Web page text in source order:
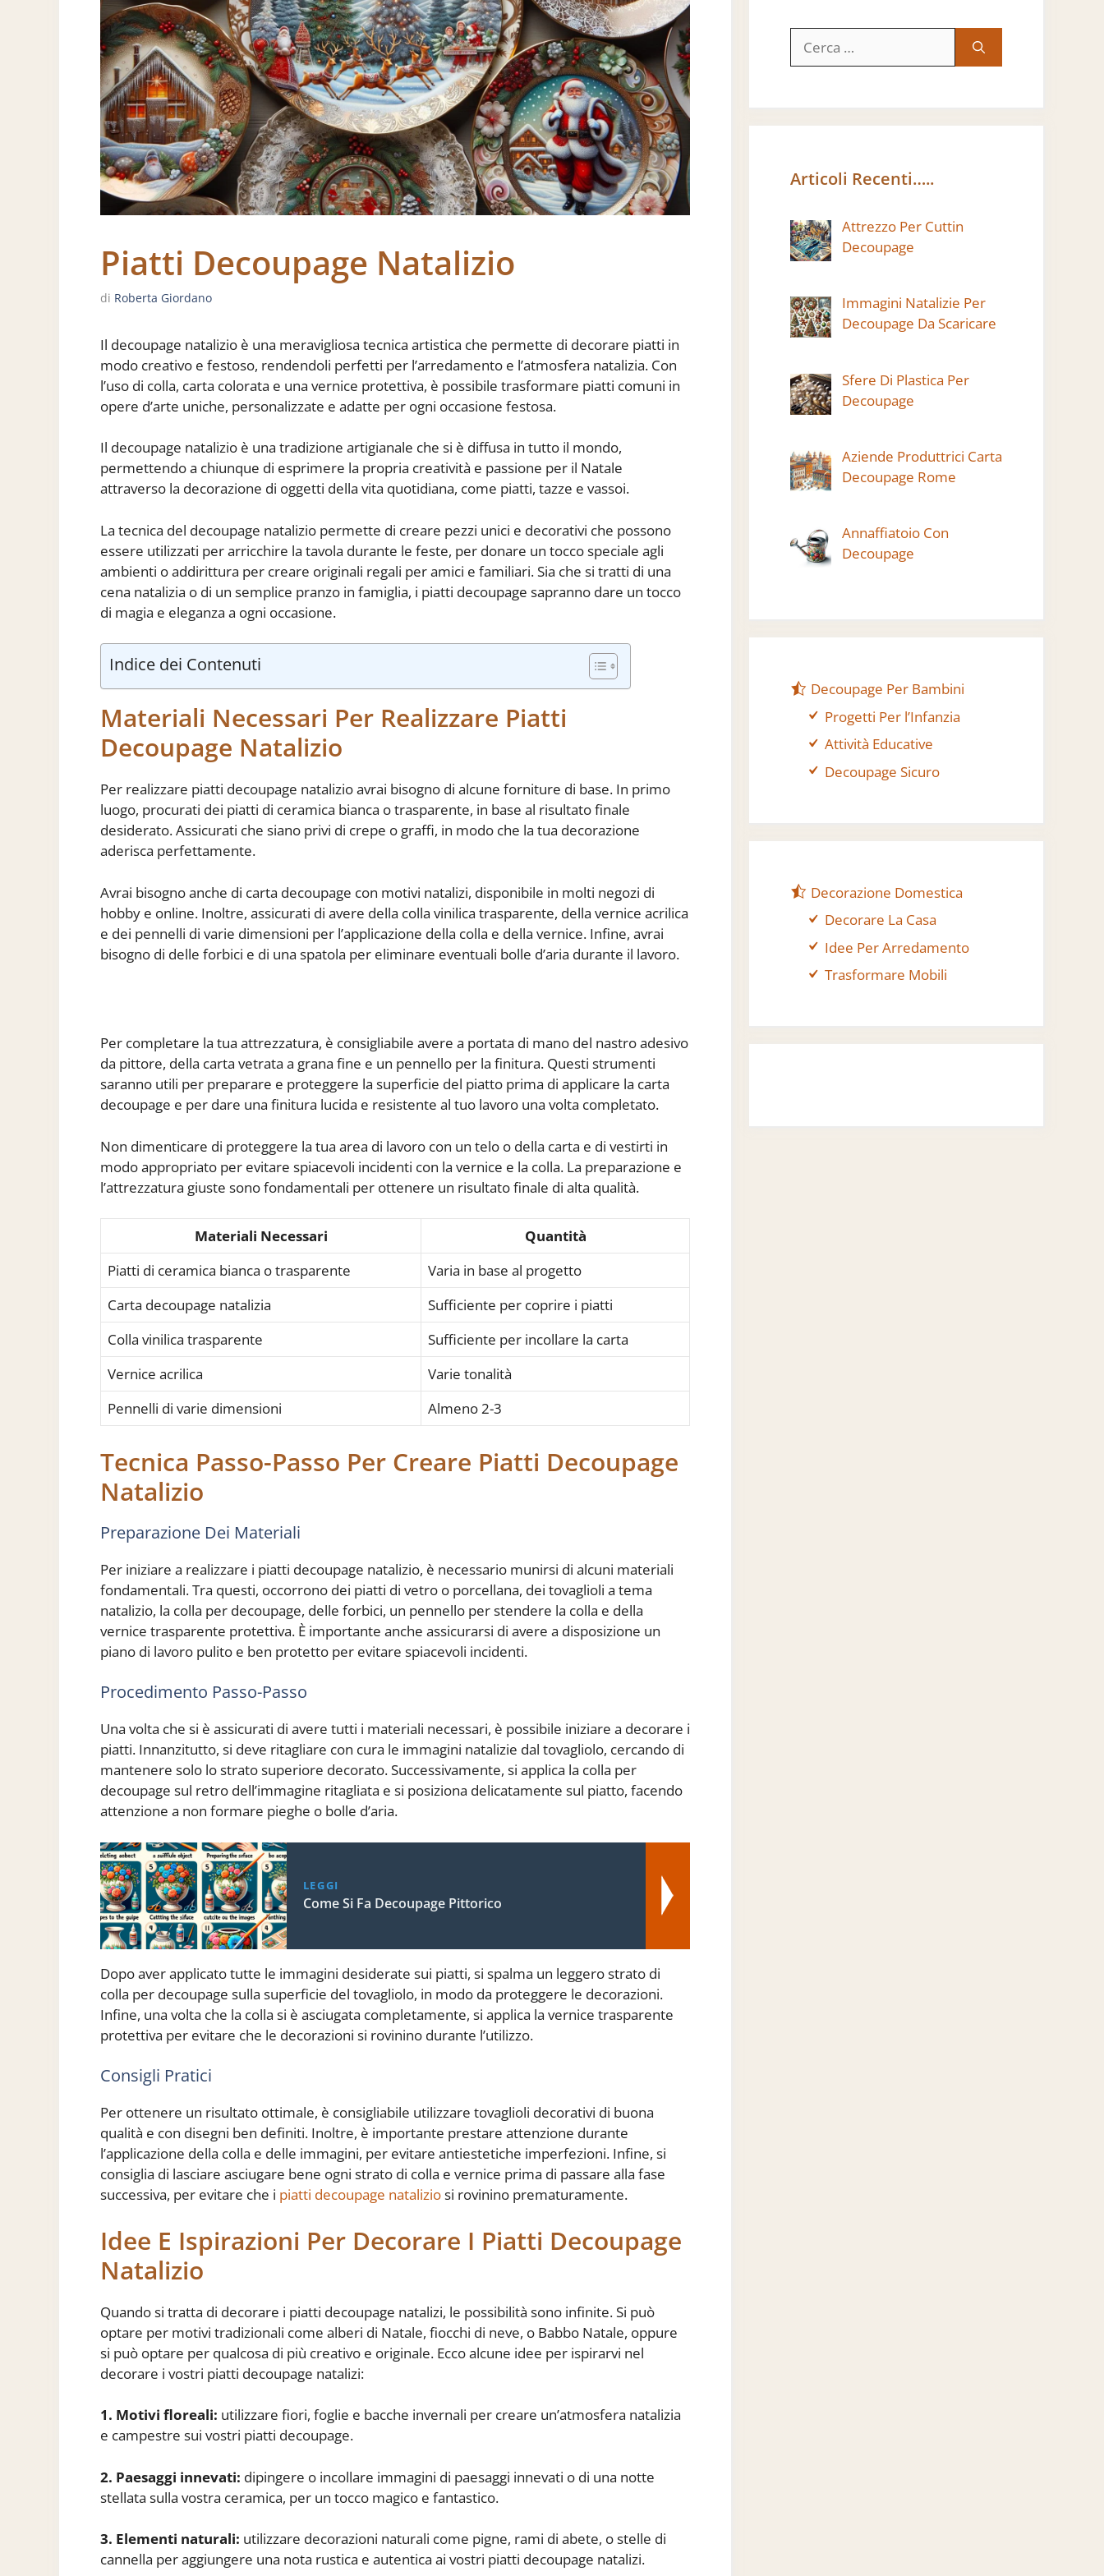
Piatti Decoupage Natalizio
di Roberta Giordano
Il decoupage natalizio è una meravigliosa tecnica artistica che permette di decorare piatti in
modo creativo e festoso, rendendoli perfetti per l’arredamento e l’atmosfera natalizia. Con
l’uso di colla, carta colorata e una vernice protettiva, è possibile trasformare piatti comuni in
opere d’arte uniche, personalizzate e adatte per ogni occasione festosa.
Il decoupage natalizio è una tradizione artigianale che si è diffusa in tutto il mondo,
permettendo a chiunque di esprimere la propria creatività e passione per il Natale
attraverso la decorazione di oggetti della vita quotidiana, come piatti, tazze e vassoi.
La tecnica del decoupage natalizio permette di creare pezzi unici e decorativi che possono
essere utilizzati per arricchire la tavola durante le feste, per donare un tocco speciale agli
ambienti o addirittura per creare originali regali per amici e familiari. Sia che si tratti di una
cena natalizia o di un semplice pranzo in famiglia, i piatti decoupage sapranno dare un tocco
di magia e eleganza a ogni occasione.
Indice dei Contenuti
Materiali Necessari Per Realizzare Piatti
Decoupage Natalizio
Per realizzare piatti decoupage natalizio avrai bisogno di alcune forniture di base. In primo
luogo, procurati dei piatti di ceramica bianca o trasparente, in base al risultato finale
desiderato. Assicurati che siano privi di crepe o graffi, in modo che la tua decorazione
aderisca perfettamente.
Avrai bisogno anche di carta decoupage con motivi natalizi, disponibile in molti negozi di
hobby e online. Inoltre, assicurati di avere della colla vinilica trasparente, della vernice acrilica
e dei pennelli di varie dimensioni per l’applicazione della colla e della vernice. Infine, avrai
bisogno di delle forbici e di una spatola per eliminare eventuali bolle d’aria durante il lavoro.
Per completare la tua attrezzatura, è consigliabile avere a portata di mano del nastro adesivo
da pittore, della carta vetrata a grana fine e un pennello per la finitura. Questi strumenti
saranno utili per preparare e proteggere la superficie del piatto prima di applicare la carta
decoupage e per dare una finitura lucida e resistente al tuo lavoro una volta completato.
Non dimenticare di proteggere la tua area di lavoro con un telo o della carta e di vestirti in
modo appropriato per evitare spiacevoli incidenti con la vernice e la colla. La preparazione e
l’attrezzatura giuste sono fondamentali per ottenere un risultato finale di alta qualità.
Materiali Necessari
Quantità
Piatti di ceramica bianca o trasparente
Varia in base al progetto
Carta decoupage natalizia
Sufficiente per coprire i piatti
Colla vinilica trasparente
Sufficiente per incollare la carta
Vernice acrilica
Varie tonalità
Pennelli di varie dimensioni
Almeno 2-3
Tecnica Passo-Passo Per Creare Piatti Decoupage
Natalizio
Preparazione Dei Materiali
Per iniziare a realizzare i piatti decoupage natalizio, è necessario munirsi di alcuni materiali
fondamentali. Tra questi, occorrono dei piatti di vetro o porcellana, dei tovaglioli a tema
natalizio, la colla per decoupage, delle forbici, un pennello per stendere la colla e della
vernice trasparente protettiva. È importante anche assicurarsi di avere a disposizione un
piano di lavoro pulito e ben protetto per evitare spiacevoli incidenti.
Procedimento Passo-Passo
Una volta che si è assicurati di avere tutti i materiali necessari, è possibile iniziare a decorare i
piatti. Innanzitutto, si deve ritagliare con cura le immagini natalizie dal tovagliolo, cercando di
mantenere solo lo strato superiore decorato. Successivamente, si applica la colla per
decoupage sul retro dell’immagine ritagliata e si posiziona delicatamente sul piatto, facendo
attenzione a non formare pieghe o bolle d’aria.
LEGGI
Come Si Fa Decoupage Pittorico
Dopo aver applicato tutte le immagini desiderate sui piatti, si spalma un leggero strato di
colla per decoupage sulla superficie del tovagliolo, in modo da proteggere le decorazioni.
Infine, una volta che la colla si è asciugata completamente, si applica la vernice trasparente
protettiva per evitare che le decorazioni si rovinino durante l’utilizzo.
Consigli Pratici
Per ottenere un risultato ottimale, è consigliabile utilizzare tovaglioli decorativi di buona
qualità e con disegni ben definiti. Inoltre, è importante prestare attenzione durante
l’applicazione della colla e delle immagini, per evitare antiestetiche imperfezioni. Infine, si
consiglia di lasciare asciugare bene ogni strato di colla e vernice prima di passare alla fase
successiva, per evitare che i piatti decoupage nataliziosi rovinino prematuramente.
Idee E Ispirazioni Per Decorare I Piatti Decoupage
Natalizio
Quando si tratta di decorare i piatti decoupage natalizi, le possibilità sono infinite. Si può
optare per motivi tradizionali come alberi di Natale, fiocchi di neve, o Babbo Natale, oppure
si può optare per qualcosa di più creativo e originale. Ecco alcune idee per ispirarvi nel
decorare i vostri piatti decoupage natalizi:
1. Motivi floreali: utilizzare fiori, foglie e bacche invernali per creare un’atmosfera natalizia
e campestre sui vostri piatti decoupage.
2. Paesaggi innevati: dipingere o incollare immagini di paesaggi innevati o di una notte
stellata sulla vostra ceramica, per un tocco magico e fantastico.
3. Elementi naturali: utilizzare decorazioni naturali come pigne, rami di abete, o stelle di
cannella per aggiungere una nota rustica e autentica ai vostri piatti decoupage natalizi.
per:
Articoli Recenti…..
Attrezzo Per Cuttin
Decoupage
Immagini Natalizie Per
Decoupage Da Scaricare
Sfere Di Plastica Per
Decoupage
Aziende Produttrici Carta
Decoupage Rome
Annaffiatoio Con
Decoupage
Decoupage Per Bambini
Progetti Per l’Infanzia
Attività Educative
Decoupage Sicuro
Decorazione Domestica
Decorare La Casa
Idee Per Arredamento
Trasformare Mobili